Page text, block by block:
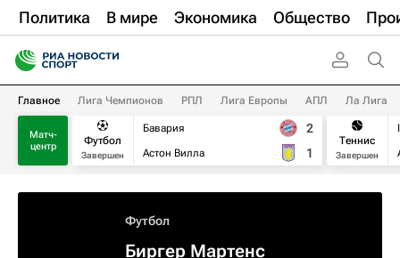
Политика В мире Экономика Общество
Главное Лига Чемпионов РПЛ Лига Европы АПЛ Ла Лига
Матч-
центр
Футбол
Завершен
Бавария
Астон Вилла
2
1
Теннис
Завершен
Футбол
Биргер Мартенс